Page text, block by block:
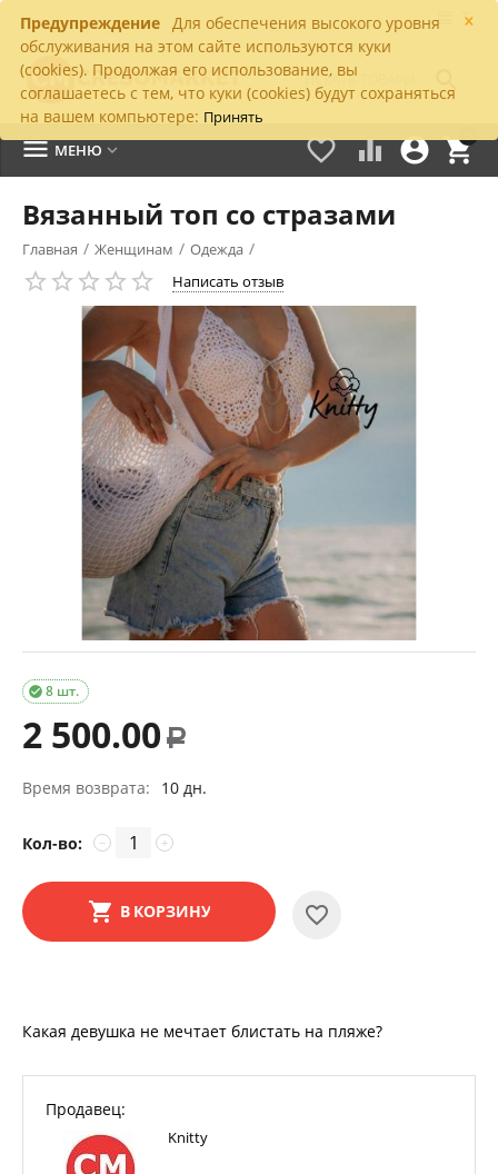
×
Предупреждение Для обеспечения высокого уровня
обслуживания на этом сайте используются куки
(cookies). Продолжая его использование, вы
соглашаетесь с тем, что куки (cookies) будут сохраняться
на вашем компьютере: Принять


 
 МЕНЮ 
Вязанный топ со стразами
Главная / Женщинам / Одежда /
Написать отзыв
8 шт.

2 500.00 Р
Время возврата: 10 дн.
Кол-во: +
−
В КОРЗИНУ
Какая девушка не мечтает блистать на пляже?
Продавец:
Knitty